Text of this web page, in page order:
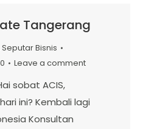
Tangerang
Seputar Bisnis
Leave a comment
sobat ACIS,
ini? Kembali lagi
Konsultan